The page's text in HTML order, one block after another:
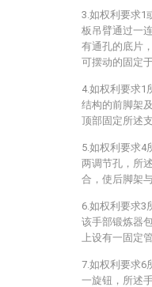
3.如权利要求1
板吊臂通过一
有通孔的底片
可摆动的固定
4.如权利要求1
结构的前脚架
顶部固定所述支
5.如权利要求4
两调节孔，所
合，使后脚架
6.如权利要求3
该手部锻炼器
上设有一固定
7.如权利要求6
一旋钮，所述